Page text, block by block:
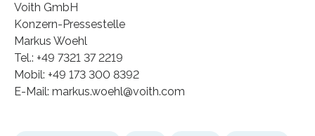
Voith GmbH
Konzern-Pressestelle
Markus Woehl
Tel.: +49 7321 37 2219
Mobil: +49 173 300 8392
E-Mail: markus.woehl@voith.com